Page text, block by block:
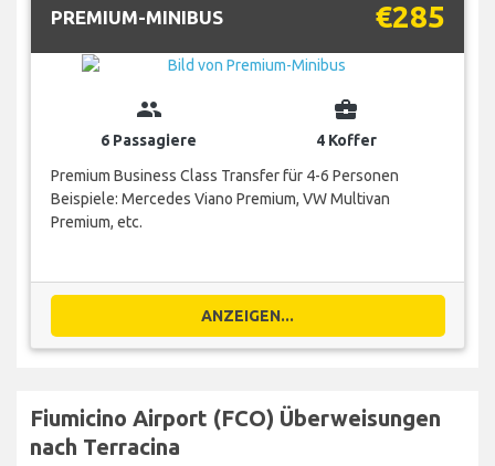
PREMIUM-MINIBUS €285
group
6 Passagiere
business_center
4 Koffer
Premium Business Class Transfer für 4-6 Personen
Beispiele: Mercedes Viano Premium, VW Multivan
Premium, etc.
ANZEIGEN...
Fiumicino Airport (FCO) Überweisungen
nach Terracina